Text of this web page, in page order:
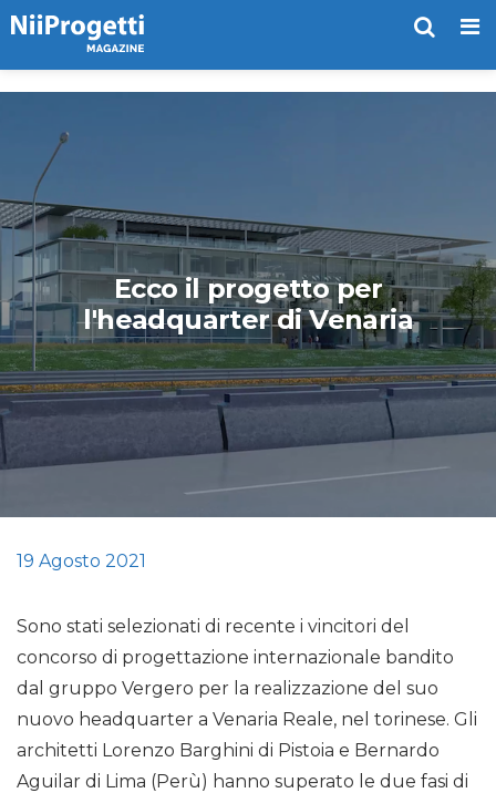
Ecco il progetto per
l'headquarter di Venaria
19 Agosto 2021
Sono stati selezionati di recente i vincitori del
concorso di progettazione internazionale bandito
dal gruppo Vergero per la realizzazione del suo
nuovo headquarter a Venaria Reale, nel torinese. Gli
architetti Lorenzo Barghini di Pistoia e Bernardo
Aguilar di Lima (Perù) hanno superato le due fasi di